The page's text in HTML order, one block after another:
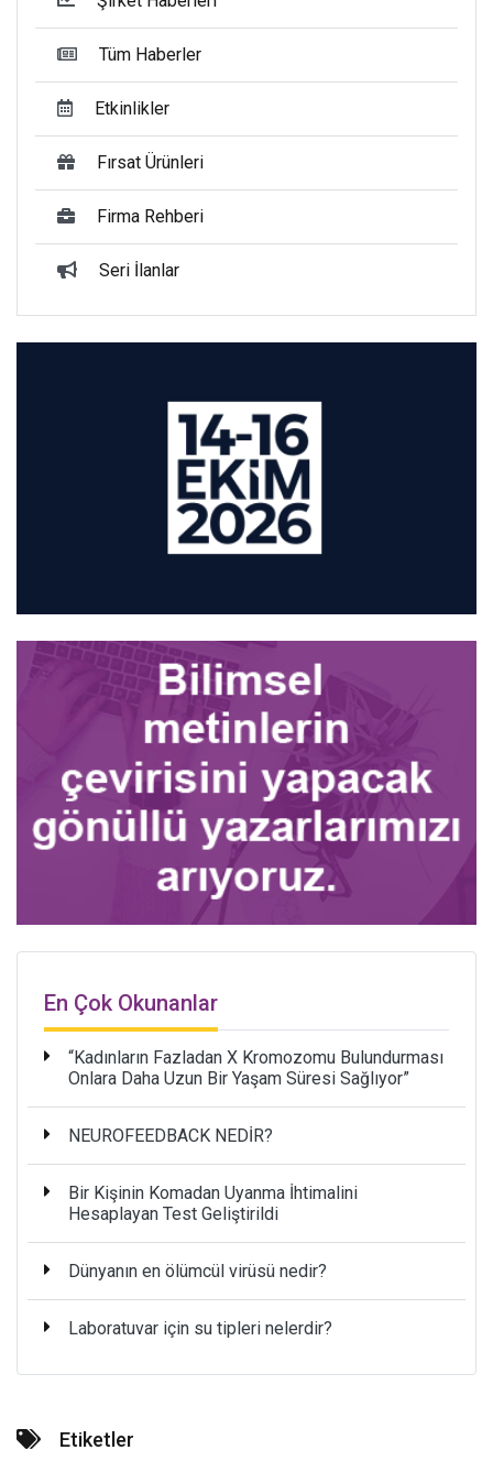
Tüm Haberler
Etkinlikler
Fırsat Ürünleri
Firma Rehberi
Seri İlanlar
En Çok Okunanlar
“Kadınların Fazladan X Kromozomu Bulundurması
Onlara Daha Uzun Bir Yaşam Süresi Sağlıyor”
NEUROFEEDBACK NEDİR?
Bir Kişinin Komadan Uyanma İhtimalini
Hesaplayan Test Geliştirildi
Dünyanın en ölümcül virüsü nedir?
Laboratuvar için su tipleri nelerdir?
Etiketler